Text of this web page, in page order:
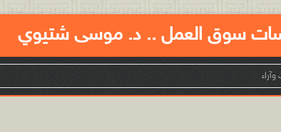
سوق العمل .. د. موسى شتيوي